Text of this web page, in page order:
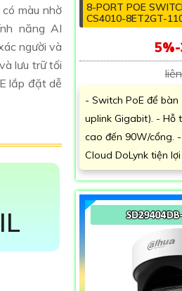
màu nhờ
năng AI
người và
lưu trữ tối
lắp đặt dễ
8-PORT POE
CS4010-8ET2GT-
- Switch PoE để
uplink Gigabit). - Hỗ
cao đến 90W/cổng.
Cloud DoLynk tiện lợi